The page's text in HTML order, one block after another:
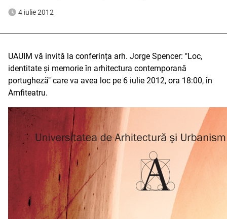
4 iulie 2012
UAUIM vă invită la conferința arh. Jorge Spencer: "Loc,
identitate și memorie în arhitectura contemporană
portugheză" care va avea loc pe 6 iulie 2012, ora 18:00, în
Amfiteatru.